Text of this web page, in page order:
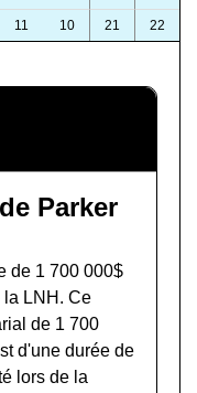
11 10 21 22
Parker
de 1 700 000$
la LNH. Ce
de 1 700
d'une durée de
lors de la